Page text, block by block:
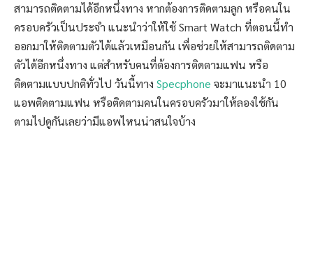
สามารถติดตามได้อีกหนึ่งทาง หากต้องการติดตามลูก หรือคนใน
ครอบครัวเป็นประจำ แนะนำว่าให้ใช้ Smart Watch ที่ตอนนี้ทำ
ออกมาให้ติดตามตัวได้แล้วเหมือนกัน เพื่อช่วยให้สามารถติดตาม
ตัวได้อีกหนึ่งทาง แต่สำหรับคนที่ต้องการติดตามแฟน หรือ
ติดตามแบบปกติทั่วไป วันนี้ทาง Specphone จะมาแนะนำ 10
แอพติดตามแฟน หรือติดตามคนในครอบครัวมาให้ลองใช้กัน
ตามไปดูกันเลยว่ามีแอพไหนน่าสนใจบ้าง